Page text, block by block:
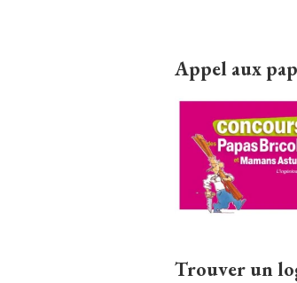
Appel aux
Trouver un